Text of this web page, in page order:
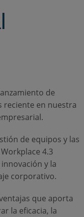
de
reciente en nuestra
de equipos y las
4.3
y la
corporativo.
que aporta
la eficacia, la